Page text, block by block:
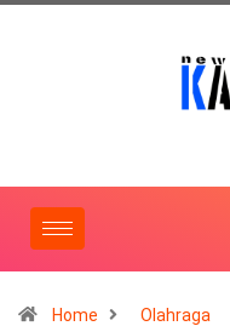
Home Olahraga